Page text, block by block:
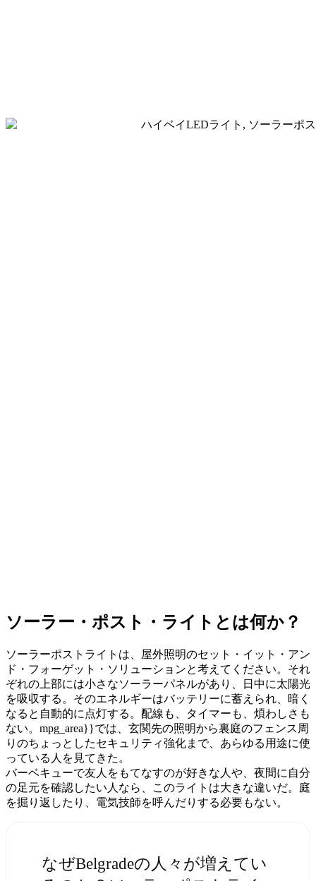
ソーラー・ポスト・ライトとは何か？
ソーラーポストライトは、屋外照明のセット・イット・アン
ド・フォーゲット・ソリューションと考えてください。それ
ぞれの上部には小さなソーラーパネルがあり、日中に太陽光
を吸収する。そのエネルギーはバッテリーに蓄えられ、暗く
なると自動的に点灯する。配線も、タイマーも、煩わしさも
ない。mpg_area}}では、玄関先の照明から裏庭のフェンス周
りのちょっとしたセキュリティ強化まで、あらゆる用途に使
っている人を見てきた。
バーベキューで友人をもてなすのが好きな人や、夜間に自分
の足元を確認したい人なら、このライトは大きな違いだ。庭
を掘り返したり、電気技師を呼んだりする必要もない。
なぜBelgradeの人々が増えてい